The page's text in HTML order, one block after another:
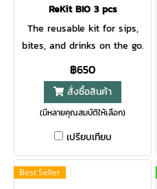
ReKit BIO 3 pcs
The reusable kit for sips,
bites, and drinks on the go.
฿650
สั่งซื้อสินค้า
(มีหลายคุณสมบัติให้เลือก)
เปรียบเทียบ
Best Seller